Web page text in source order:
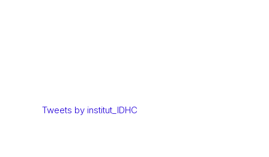
Tweets by institut_IDHC